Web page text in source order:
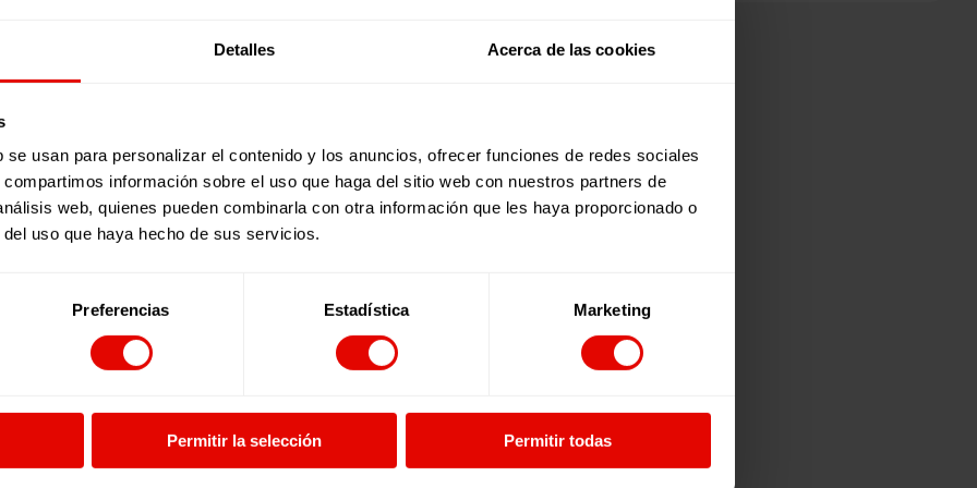
Detalles Acerca de las cookies
usan para personalizar el contenido y los anuncios, ofrecer funciones de redes sociales
información sobre el uso que haga del sitio web con nuestros partners de
web, quienes pueden combinarla con otra información que les haya proporcionado o
uso que haya hecho de sus servicios.
Preferencias Estadística Marketing
Permitir la selección Permitir todas
recordar su tierra, Venezuela, uno de
|
FRONTERA COLOMBO-
VENEZOLANA
En la frontera de Colombia con
Venezuela, apoyamos la intervención